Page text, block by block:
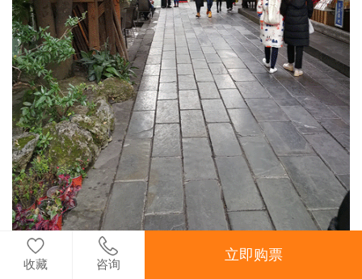
收藏 咨询
立即购票